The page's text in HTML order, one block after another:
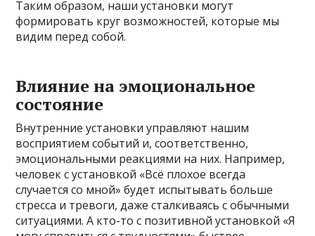
Таким образом, наши установки могут
формировать круг возможностей, которые мы
видим перед собой.
Влияние на эмоциональное
состояние
Внутренние установки управляют нашим
восприятием событий и, соответственно,
эмоциональными реакциями на них. Например,
человек с установкой «Всё плохое всегда
случается со мной» будет испытывать больше
стресса и тревоги, даже сталкиваясь с обычными
ситуациями. А кто-то с позитивной установкой «Я